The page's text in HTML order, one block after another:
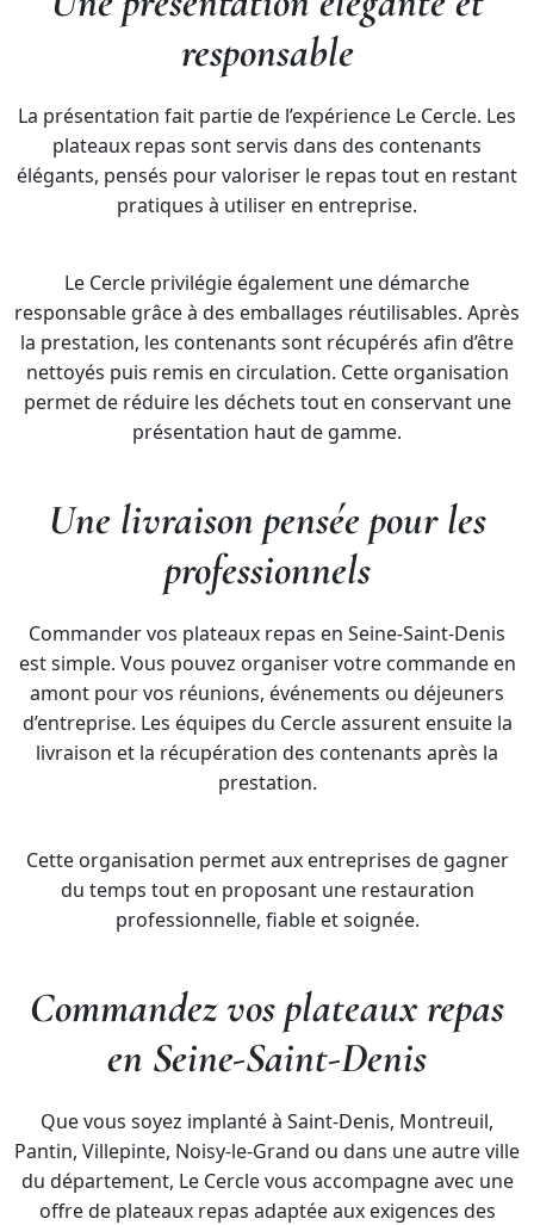
responsable
La présentation fait partie de l’expérience Le Cercle. Les
plateaux repas sont servis dans des contenants
élégants, pensés pour valoriser le repas tout en restant
pratiques à utiliser en entreprise.
Le Cercle privilégie également une démarche
responsable grâce à des emballages réutilisables. Après
la prestation, les contenants sont récupérés afin d’être
nettoyés puis remis en circulation. Cette organisation
permet de réduire les déchets tout en conservant une
présentation haut de gamme.
Une livraison pensée pour les
professionnels
Commander vos plateaux repas en Seine-Saint-Denis
est simple. Vous pouvez organiser votre commande en
amont pour vos réunions, événements ou déjeuners
d’entreprise. Les équipes du Cercle assurent ensuite la
livraison et la récupération des contenants après la
prestation.
Cette organisation permet aux entreprises de gagner
du temps tout en proposant une restauration
professionnelle, fiable et soignée.
Commandez vos plateaux repas
en Seine-Saint-Denis
Que vous soyez implanté à Saint-Denis, Montreuil,
Pantin, Villepinte, Noisy-le-Grand ou dans une autre ville
du département, Le Cercle vous accompagne avec une
offre de plateaux repas adaptée aux exigences des